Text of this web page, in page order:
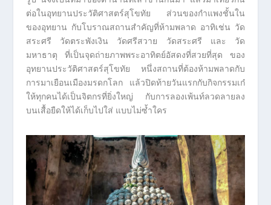
ต่อในอุทยานประวัติศาสตร์สุโขทัย ส่วนของกำแพงชั้นใน
ของอุทยาน กับโบราณสถานสำคัญที่ห้ามพลาด อาทิเช่น วัด
สระศรี วัดตระพังเงิน วัดศรีสวาย วัดสระศรี และ วัด
มหาธาตุ ที่เป็นจุดถ่ายภาพพระอาทิตย์อัสดงที่สวยที่สุด ของ
อุทยานประวัติศาสตร์สุโขทัย หนึ่งสถานที่ต้องห้ามพลาดกับ
การมาเยือนเมืองมรดกโลก แล้วปิดท้ายวันแรกกับกิจกรรมเก๋
ให้ทุกคนได้เป็นจิตกรที่ยิ่งใหญ่ กับการลองเพ้นท์ลวดลายลง
บนเสื้อยืดให้ได้เก็บไปใส่ แบบไม่ซ้ำใคร